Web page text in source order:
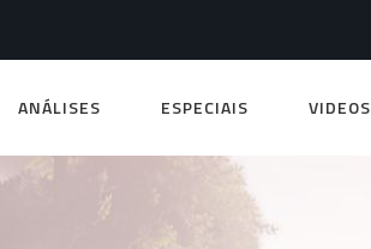
ANÁLISES ESPECIAIS VIDEOS